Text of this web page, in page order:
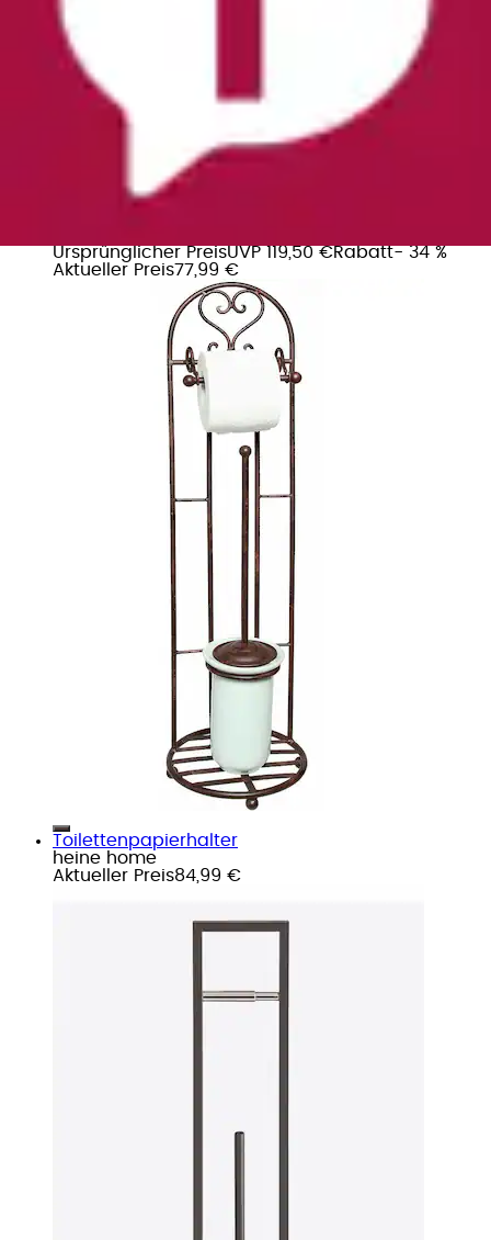
Ursprünglicher PreisUVP 119,50 €Rabatt- 34 %
Aktueller Preis77,99 €
Toilettenpapierhalter
heine home
Aktueller Preis84,99 €